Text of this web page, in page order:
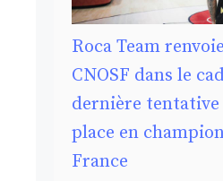
Roca Team
CNOSF dans le
dernière tentative
place en
France